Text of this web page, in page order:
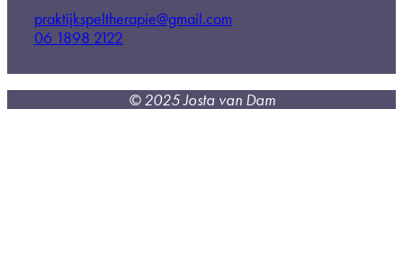
praktijkspeltherapie@gmail.com
06 1898 2122
© 2025 Josta van Dam